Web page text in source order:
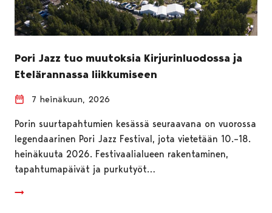
Pori Jazz tuo muutoksia Kirjurinluodossa ja
Etelärannassa liikkumiseen
7 heinäkuun, 2026
Porin suurtapahtumien kesässä seuraavana on vuorossa
legendaarinen Pori Jazz Festival, jota vietetään 10.–18.
heinäkuuta 2026. Festivaalialueen rakentaminen,
tapahtumapäivät ja purkutyöt…